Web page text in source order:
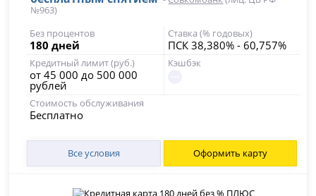
№963)
Без процентов
180 дней
Ставка (% годовых)
ПСК 38,380% - 60,757%
Кредитный лимит (руб.)
от 45 000 до 500 000
рублей
Кэшбэк
Стоимость обслуживания
Бесплатно
Все условия Оформить карту